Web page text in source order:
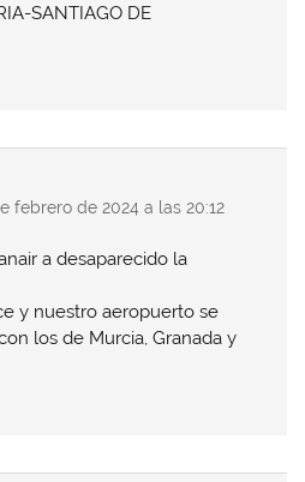
SANTIAGO DE
febrero de 2024 a las 20:12
a desaparecido la
y nuestro aeropuerto se
los de Murcia, Granada y